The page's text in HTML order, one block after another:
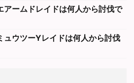
アームドレイドは何人から討伐で
ュウツーYレイドは何人から討伐